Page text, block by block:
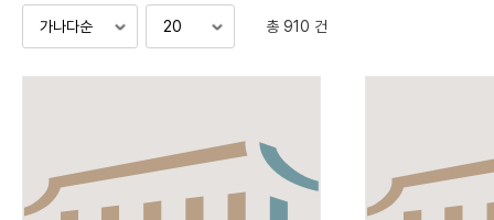
검색 연산자 사용안내
사용 예
총 910 건